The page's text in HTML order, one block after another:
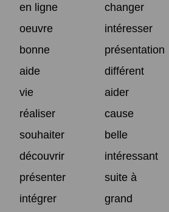
en ligne
changer
oeuvre
intéresser
bonne
présentation
aide
différent
vie
aider
réaliser
cause
souhaiter
belle
découvrir
intéressant
présenter
suite à
intégrer
grand